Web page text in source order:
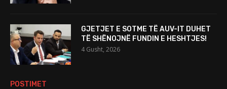
GJETJET E SOTME TË AUV-IT DUHET
TË SHËNOJNË FUNDIN E HESHTJES!
4 Gusht, 2026
POSTIMET